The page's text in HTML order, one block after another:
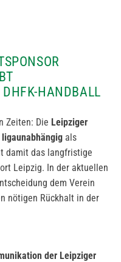
HANDBALL
Zeiten: Die Leipziger
ligaunabhängig als
damit das langfristige
Leipzig. In der aktuellen
dem Verein
nötigen Rückhalt in der
der Leipziger